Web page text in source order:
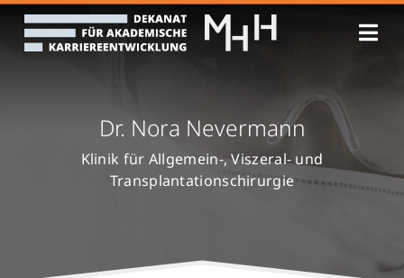
Zum
Inhalt
Dr. Nora Nevermann
Klinik für Allgemein-, Viszeral- und
Transplantationschirurgie